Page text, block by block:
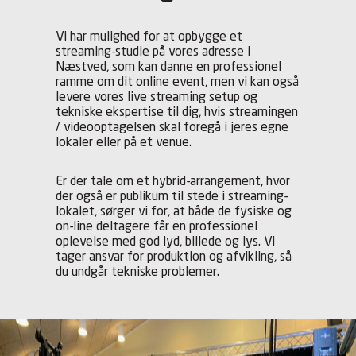
Vi har mulighed for at opbygge et
streaming-studie på vores adresse i
Næstved, som kan danne en professionel
ramme om dit online event, men vi kan også
levere vores live streaming setup og
tekniske ekspertise til dig, hvis streamingen
/ videooptagelsen skal foregå i jeres egne
lokaler eller på et venue.
Er der tale om et hybrid-arrangement, hvor
der også er publikum til stede i streaming-
lokalet, sørger vi for, at både de fysiske og
on-line deltagere får en professionel
oplevelse med god lyd, billede og lys. Vi
tager ansvar for produktion og afvikling, så
du undgår tekniske problemer.